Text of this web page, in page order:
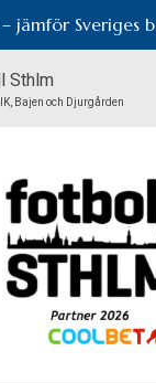
jämför Sveriges
Sthlm
Bajen och Djurgården